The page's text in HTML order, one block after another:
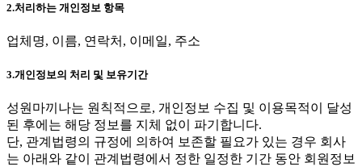
2.처리하는 개인정보 항목
업체명, 이름, 연락처, 이메일, 주소
3.개인정보의 처리 및 보유기간
성원마끼나는 원칙적으로, 개인정보 수집 및 이용목적이 달성
된 후에는 해당 정보를 지체 없이 파기합니다.
단, 관계법령의 규정에 의하여 보존할 필요가 있는 경우 회사
는 아래와 같이 관계법령에서 정한 일정한 기간 동안 회원정보